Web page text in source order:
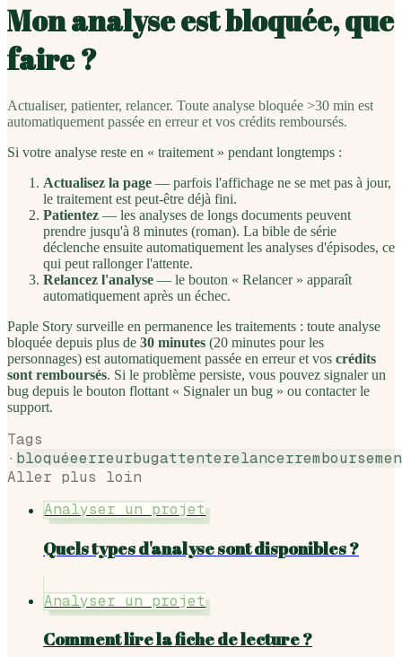
Mon analyse est bloquée, que
faire ?
Actualiser, patienter, relancer. Toute analyse bloquée >30 min est
automatiquement passée en erreur et vos crédits remboursés.
Si votre analyse reste en « traitement » pendant longtemps :
Actualisez la page — parfois l'affichage ne se met pas à jour,
le traitement est peut-être déjà fini.
Patientez — les analyses de longs documents peuvent
prendre jusqu'à 8 minutes (roman). La bible de série
déclenche ensuite automatiquement les analyses d'épisodes, ce
qui peut rallonger l'attente.
Relancez l'analyse — le bouton « Relancer » apparaît
automatiquement après un échec.
Paple Story surveille en permanence les traitements : toute analyse
bloquée depuis plus de 30 minutes (20 minutes pour les
personnages) est automatiquement passée en erreur et vos crédits
sont remboursés. Si le problème persiste, vous pouvez signaler un
bug depuis le bouton flottant « Signaler un bug » ou contacter le
support.
Tags
· bloquéeerreurbugattenterelancer
Aller plus loin
Analyser un projet
Quels types d'analyse sont disponibles ?
Analyser un projet
Comment lire la fiche de lecture ?